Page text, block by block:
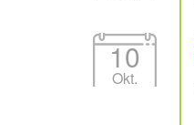
10
Okt.